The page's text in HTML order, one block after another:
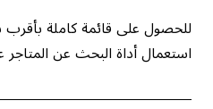
للحصول على قائمة كاملة بأقرب
استعمال أداة البحث عن المتاجر